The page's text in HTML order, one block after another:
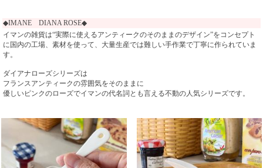
◆IMANE DIANA ROSE◆
イマンの雑貨は“実際に使えるアンティークのそのままのデザイン”をコンセプト
に国内の工場、素材を使って、大量生産では難しい手作業で丁寧に作られていま
す。
ダイアナローズシリーズは
フランスアンティークの雰囲気をそのままに
優しいピンクのローズでイマンの代名詞とも言える不動の人気シリーズです。